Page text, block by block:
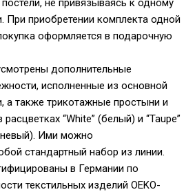
не привязываясь к одному
При приобретении комплекта одной
оформляется в подарочную
дополнительные
исполненные из основной
а также трикотажные простыни и
“White” (белый) и “Taupe”
Ими можно
стандартный набор из линии.
в Германии по
текстильных изделий OEKO-